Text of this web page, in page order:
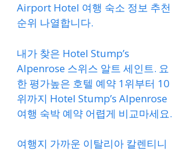
Airport Hotel 여행 숙소 정보 추천
순위 나열합니다.
내가 찾은 Hotel Stump’s
Alpenrose 스위스 알트 세인트. 요
한 평가높은 호텔 예약 1위부터 10
위까지 Hotel Stump’s Alpenrose
여행 숙박 예약 어렵게 비교마세요.
여행지 가까운 이탈리아 칼렌티니